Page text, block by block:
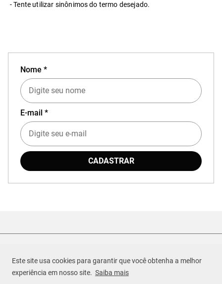
Este site usa cookies para garantir que você obtenha a melhor
experiência em nosso site. Saiba mais
Tente utilizar sinônimos do termo desejado.
Nome *
E-mail *
CADASTRAR